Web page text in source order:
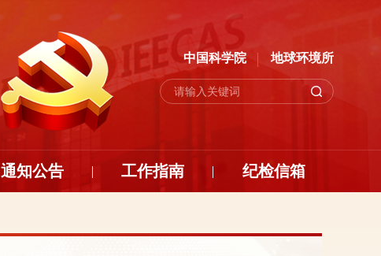
中国科学院 地球环境所
通知公告 工作指南 纪检信箱